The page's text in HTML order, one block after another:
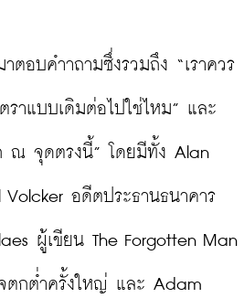
ตอบคำาถามซึ่งรวมถึง “เราควร
ราแบบเดิมต่อไปใช่ไหม” และ
ก ณ จุดตรงนี้” โดยมีทั้ง Alan
อดีตประธานธนาคาร
ผู้เขียน The Forgotten Man
จตกต่ำครั้งใหญ่ และ Adam